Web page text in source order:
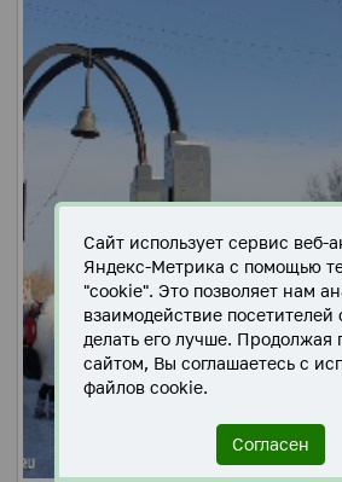
Сайт использует сервис веб-
Яндекс-Метрика с помощью
"cookie". Это позволяет нам
взаимодействие посетителей
делать его лучше. Продолжая
сайтом, Вы соглашаетесь с
файлов cookie.
Согласен